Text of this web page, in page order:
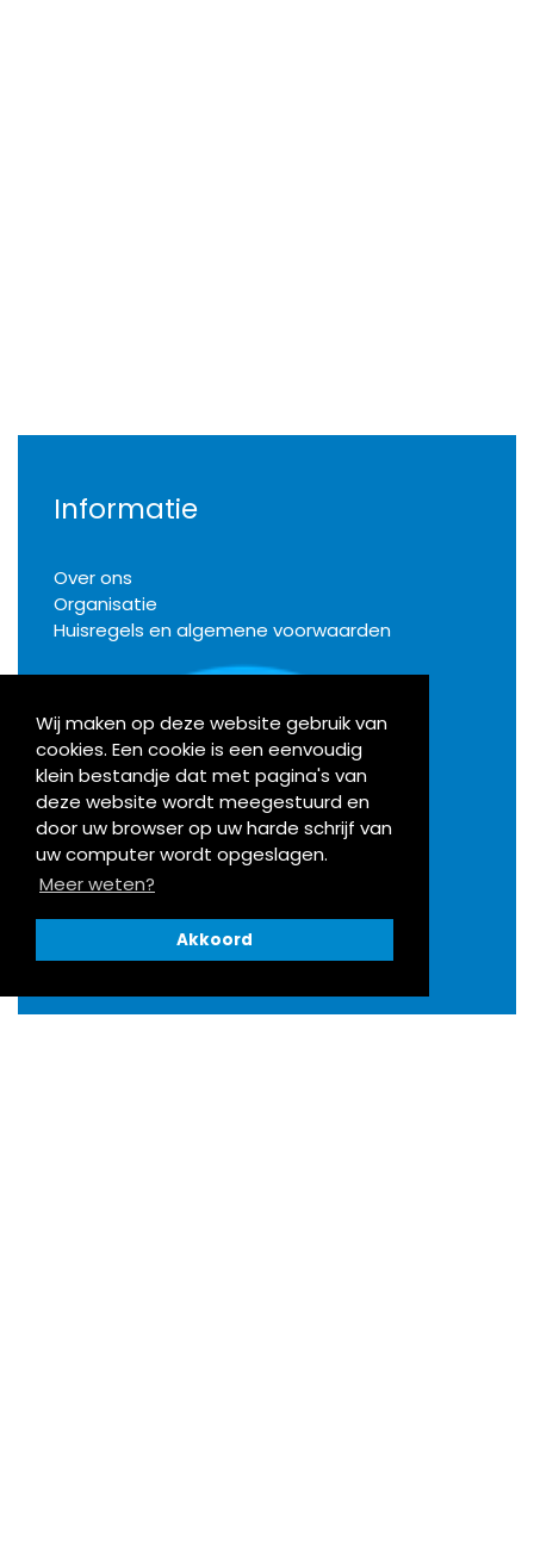
Wij maken op deze website gebruik van
cookies. Een cookie is een eenvoudig
klein bestandje dat met pagina's van
deze website wordt meegestuurd en
door uw browser op uw harde schrijf van
uw computer wordt opgeslagen.
Meer weten?
Akkoord
Informatie
Over ons
Organisatie
Huisregels en algemene voorwaarden
Klachten
Activiteiten